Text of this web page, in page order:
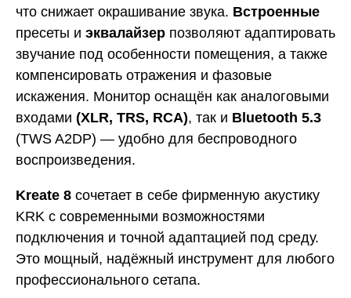
что снижает окрашивание звука. Встроенные
пресеты и эквалайзер позволяют адаптировать
звучание под особенности помещения, а также
компенсировать отражения и фазовые
искажения. Монитор оснащён как аналоговыми
входами (XLR, TRS, RCA), так и Bluetooth 5.3
(TWS A2DP) — удобно для беспроводного
воспроизведения.
Kreate 8 сочетает в себе фирменную акустику
KRK с современными возможностями
подключения и точной адаптацией под среду.
Это мощный, надёжный инструмент для любого
профессионального сетапа.